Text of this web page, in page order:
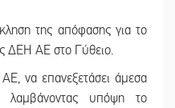
της απόφασης για το
ΔΕΗ ΑΕ στο Γύθειο.
να επανεξετάσει άμεσα
λαμβάνοντας υπόψη το